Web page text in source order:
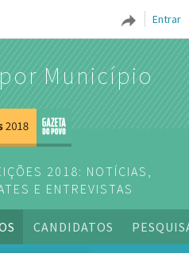
Entrar
Município
2018: NOTÍCIAS,
E ENTREVISTAS
CANDIDATOS